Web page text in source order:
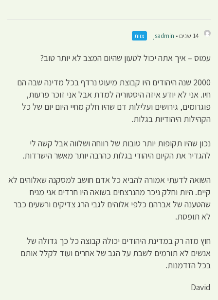
14 שנים • jsadmin צוות
עמוס – איך אתה יכול לטעון שהיום המצב לא יותר טוב?
2000 שנה היהודים היו קבוצת מיעוט נרדף בכל מדינה שבה הם
חיו. אני לא יודע איזה היסטוריה למדת אבל אני זוכר פרעות,
פוגרומים, גירושים ועלילות דם שהיו חלק מחיי היום יום של כל
הקהילות היהודיות בגלות.
נכון שהיו תקופות יותר טובות של רווחה ושלווה אבל קשה לי
להגדיר את הקיום היהודי בגלות כהרבה יותר מאשר הישרדות.
השואה לדעתי אמורה להביא כל אדם חושב למסקנה שאלוהים לא
קיים. היות וחלק ניכר מהנרצחים בשואה היו חרדים אני מניח
שהטענה של אברהם כלפי אלוהים לגבי הרג צדיקים ורשעים כבר
לא תופסת.
חוץ מזה רק במדינת היהודים יכולה קבוצה כל כך גדולה של
אנשים לא תורמים לשבת על הגב של אחרים ועוד לקלל אותם
בכל הזדמנות.
David